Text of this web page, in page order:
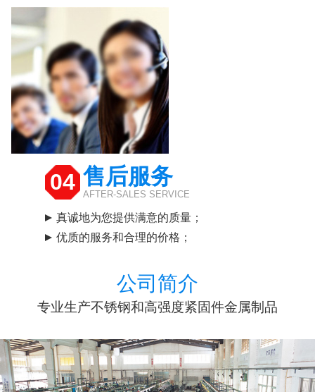
04 售后服务
AFTER-SALES SERVICE
真诚地为您提供满意的质量；
优质的服务和合理的价格；
公司简介
专业生产不锈钢和高强度紧固件金属制品